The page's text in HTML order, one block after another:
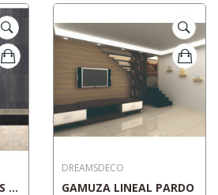
GAMUZA CUADRADOS AZUL PIEDRA
DREAMSDECO
GAMUZA LINEAL PARDO